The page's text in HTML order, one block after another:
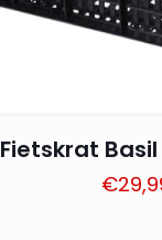
Fietskrat
€